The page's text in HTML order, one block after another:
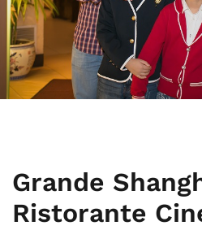
Grande
Ristorante